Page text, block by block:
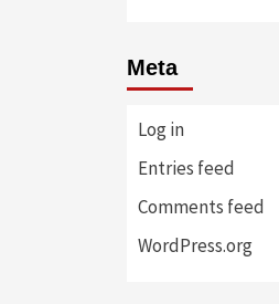
Meta
Log in
Entries feed
Comments feed
WordPress.org